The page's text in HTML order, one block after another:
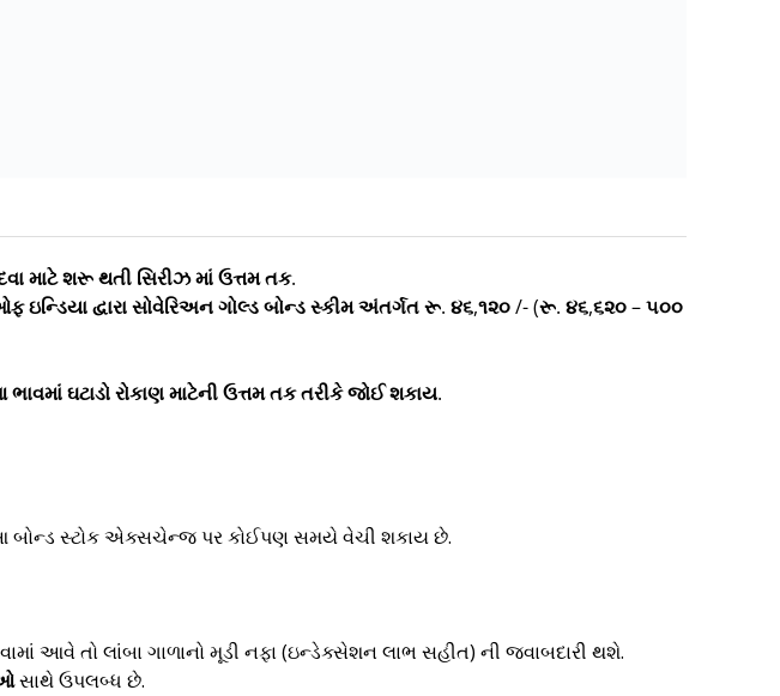
માટે શરૂ થતી સિરીઝ માં ઉત્તમ તક.
ઇન્ડિયા દ્વારા સોવેરિઅન ગોલ્ડ બોન્ડ સ્કીમ અંતર્ગત રૂ. ૪૬,૧૨૦ /- (રૂ. ૪૬,૬૨૦ – ૫૦૦
ઘટાડો રોકાણ માટેની ઉત્તમ તક તરીકે જોઈ શકાય.
આ બોન્ડ સ્ટોક એક્સચેન્જ પર કોઈપણ સમયે વેચી શકાય છે.
આવે તો લાંબા ગાળાનો મૂડી નફા (ઇન્ડેક્સેશન લાભ સહીત) ની જવાબદારી થશે.
સાથે ઉપલબ્ધ છે.